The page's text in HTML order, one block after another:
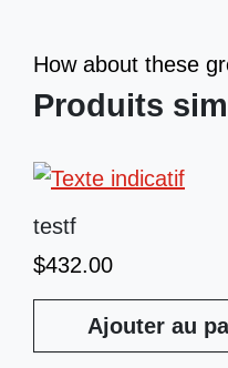
How about these
Produits
testf
$432.00
Ajouter au